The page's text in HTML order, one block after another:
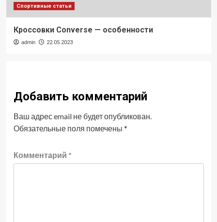
Спортивные статьи
Кроссовки Converse — особенности
admin 22.05.2023
Добавить комментарий
Ваш адрес email не будет опубликован.
Обязательные поля помечены *
Комментарий *